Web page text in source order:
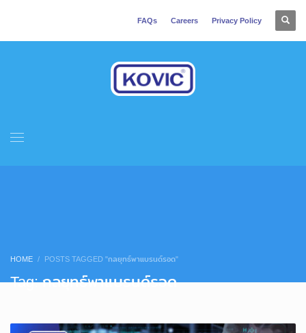
FAQs Careers Privacy Policy
HOME POSTS TAGGED "กลยุทธ์พาแบรนด์รอด"
Tag: กลยุทธ์พาแบรนด์รอด